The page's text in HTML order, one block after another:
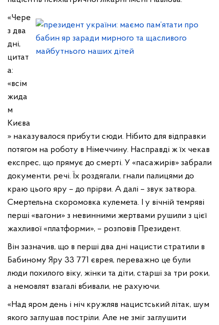
«Чере
з два
дні,
цитат
а:
«всім
жида
м
Києва
» наказувалося прибути сюди. Нібито для відправки
потягом на роботу в Німеччину. Насправді ж їх чекав
експрес, що прямує до смерті. У «пасажирів» забрали
документи, речі. Їх роздягали, гнали палицями до
краю цього яру – до прірви. А далі – звук затвора.
Смертельна скоромовка кулемета. І у вічній темряві
перші «вагони» з невинними жертвами рушили з цієї
жахливої «платформи», – розповів Президент.
Він зазначив, що в перші два дні нацисти стратили в
Бабиному Яру 33 771 єврея, переважно це були
люди похилого віку, жінки та діти, старші за три роки,
а немовлят взагалі вбивали, не рахуючи.
«Над яром день і ніч кружляв нацистський літак, шум
якого заглушав постріли. Але не зміг заглушити